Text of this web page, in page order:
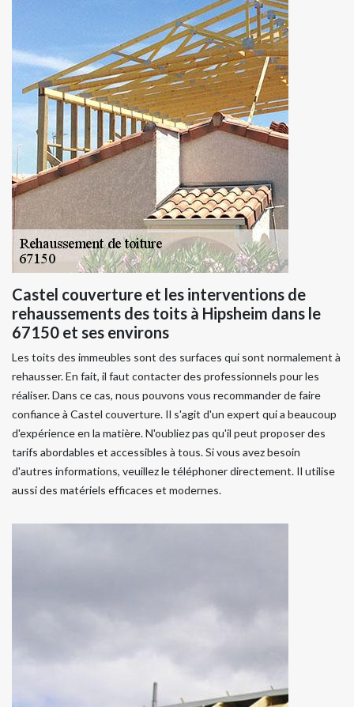
Castel couverture et les interventions de
rehaussements des toits à Hipsheim dans le
67150 et ses environs
Les toits des immeubles sont des surfaces qui sont normalement à
rehausser. En fait, il faut contacter des professionnels pour les
réaliser. Dans ce cas, nous pouvons vous recommander de faire
confiance à Castel couverture. Il s'agit d'un expert qui a beaucoup
d'expérience en la matière. N'oubliez pas qu'il peut proposer des
tarifs abordables et accessibles à tous. Si vous avez besoin
d'autres informations, veuillez le téléphoner directement. Il utilise
aussi des matériels efficaces et modernes.